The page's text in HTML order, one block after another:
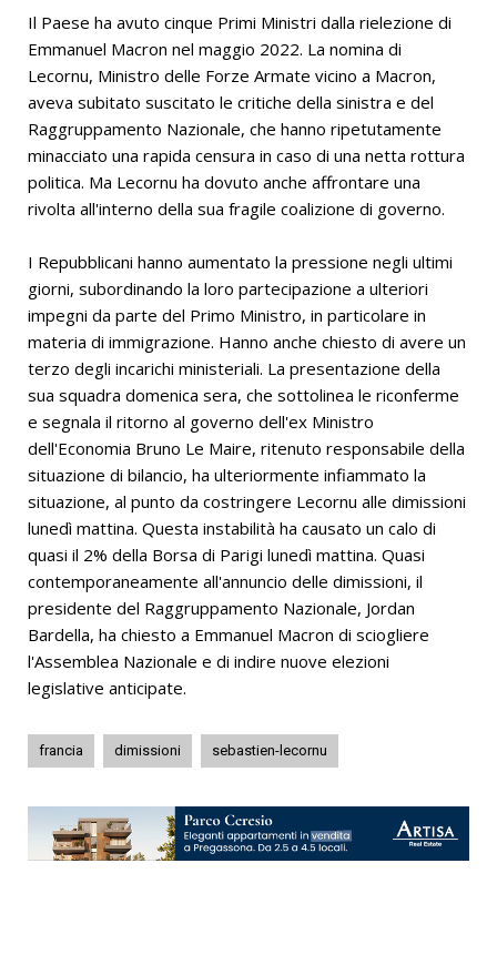
Il Paese ha avuto cinque Primi Ministri dalla rielezione di
Emmanuel Macron nel maggio 2022. La nomina di
Lecornu, Ministro delle Forze Armate vicino a Macron,
aveva subitato suscitato le critiche della sinistra e del
Raggruppamento Nazionale, che hanno ripetutamente
minacciato una rapida censura in caso di una netta rottura
politica. Ma Lecornu ha dovuto anche affrontare una
rivolta all'interno della sua fragile coalizione di governo.
I Repubblicani hanno aumentato la pressione negli ultimi
giorni, subordinando la loro partecipazione a ulteriori
impegni da parte del Primo Ministro, in particolare in
materia di immigrazione. Hanno anche chiesto di avere un
terzo degli incarichi ministeriali. La presentazione della
sua squadra domenica sera, che sottolinea le riconferme
e segnala il ritorno al governo dell'ex Ministro
dell'Economia Bruno Le Maire, ritenuto responsabile della
situazione di bilancio, ha ulteriormente infiammato la
situazione, al punto da costringere Lecornu alle dimissioni
lunedì mattina. Questa instabilità ha causato un calo di
quasi il 2% della Borsa di Parigi lunedì mattina. Quasi
contemporaneamente all'annuncio delle dimissioni, il
presidente del Raggruppamento Nazionale, Jordan
Bardella, ha chiesto a Emmanuel Macron di sciogliere
l'Assemblea Nazionale e di indire nuove elezioni
legislative anticipate.
francia dimissioni sebastien-lecornu